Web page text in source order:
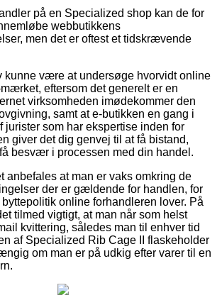
på en Specialized shop kan de for
webbutikkens
men det er oftest et tidskrævende
kunne være at undersøge hvorvidt online
eftersom det generelt er en
virksomheden imødekommer den
samt at e-butikken en gang i
jurister som har ekspertise inden for
giver det dig genvej til at få bistand,
besvær i processen med din handel.
anbefales at man er vaks omkring de
der er gældende for handlen, for
online forhandleren lover. På
tilmed vigtigt, at man når som helst
kvittering, således man til enhver tid
af Specialized Rib Cage II flaskeholder
om man er på udkig efter varer til en